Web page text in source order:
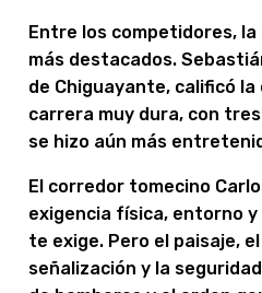
Entre los competidores,
más destacados.
de Chiguayante, calificó la
carrera muy dura, con
se hizo aún más
El corredor tomecino
exigencia física, entorno
te exige. Pero el paisaje,
señalización y la